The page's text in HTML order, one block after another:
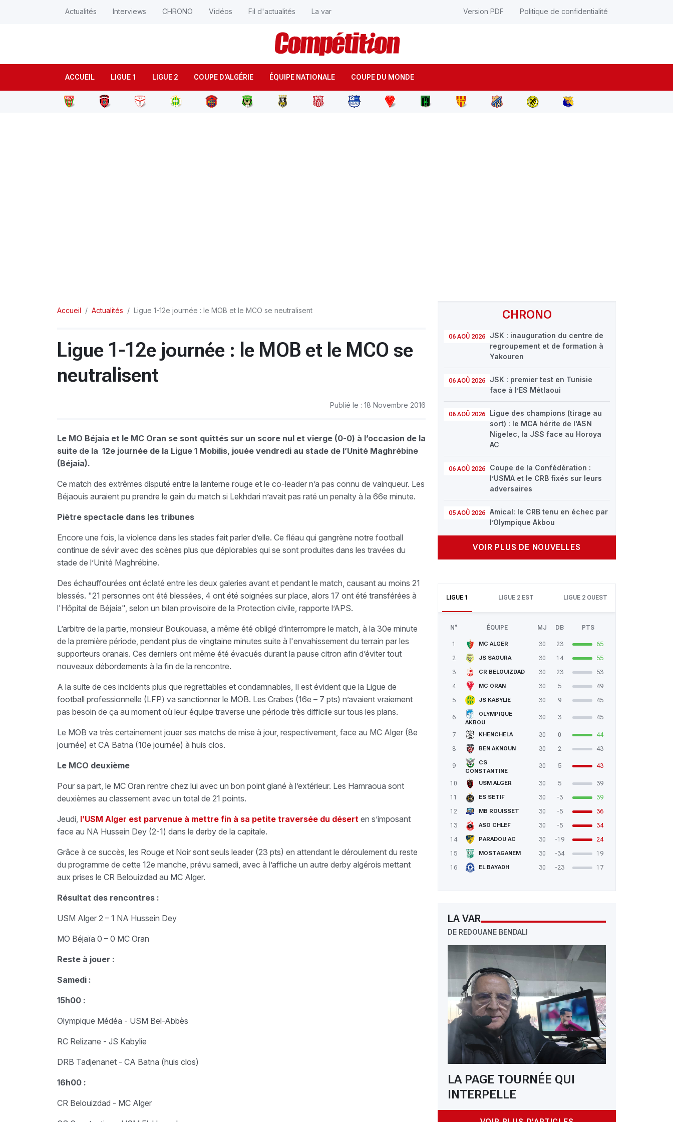
ACCUEIL LIGUE 1 LIGUE 2 COUPE D'ALGÉRIE ÉQUIPE NATIONALE COUPE DU MONDE
Actualités Interviews CHRONO Vidéos Fil d'actualités La var Version PDF Politique de confidentialité
CHRONO
06 AOÛ 2026
JSK : inauguration du centre de
regroupement et de formation à
Yakouren
06 AOÛ 2026
JSK : premier test en Tunisie
face à l’ES Métlaoui
06 AOÛ 2026
Ligue des champions (tirage au
sort) : le MCA hérite de l'ASN
Nigelec, la JSS face au Horoya
AC
06 AOÛ 2026
Coupe de la Confédération :
l’USMA et le CRB fixés sur leurs
adversaires
05 AOÛ 2026
Amical: le CRB tenu en échec par
l’Olympique Akbou
VOIR PLUS DE NOUVELLES
LIGUE 1 LIGUE 2 EST LIGUE 2 OUEST
N° ÉQUIPE MJ DB PTS
1 MC ALGER 30 23
65
2
JS SAOURA 30 14
55
3
CR BELOUIZDAD 30 23
53
4
MC ORAN 30 5
49
5
JS KABYLIE 30 9 45
6
OLYMPIQUE
AKBOU
30 3 45
7 KHENCHELA 30 0
44
8
BEN AKNOUN 30 2 43
9
CS
CONSTANTINE
30 5 43
10 USM ALGER 30 5
39
11
ES SETIF 30 -3
39
12
MB ROUISSET 30 -5
36
13
ASO CHLEF 30 -5
34
14
PARADOU AC 30 -19
24
15
MOSTAGANEM 30 -34
19
16
EL BAYADH 30 -23 17
LA VAR
DE REDOUANE BENDALI
LA PAGE TOURNÉE QUI
INTERPELLE
Accueil Actualités Ligue 1-12e journée : le MOB et le MCO se neutralisent
Ligue 1-12e journée : le MOB et le MCO se
neutralisent
Publié le : 18 Novembre 2016
Le MO Béjaia et le MC Oran se sont quittés sur un score nul et vierge (0-0) à l’occasion de la
suite de la 12e journée de la Ligue 1 Mobilis, jouée vendredi au stade de l’Unité Maghrébine
(Béjaia).
Ce match des extrêmes disputé entre la lanterne rouge et le co-leader n’a pas connu de vainqueur. Les
Béjaouis auraient pu prendre le gain du match si Lekhdari n’avait pas raté un penalty à la 66e minute.
Piètre spectacle dans les tribunes
Encore une fois, la violence dans les stades fait parler d’elle. Ce fléau qui gangrène notre football
continue de sévir avec des scènes plus que déplorables qui se sont produites dans les travées du
stade de l’Unité Maghrébine.
Des échauffourées ont éclaté entre les deux galeries avant et pendant le match, causant au moins 21
blessés. "21 personnes ont été blessées, 4 ont été soignées sur place, alors 17 ont été transférées à
l'Hôpital de Béjaia", selon un bilan provisoire de la Protection civile, rapporte l’APS.
L’arbitre de la partie, monsieur Boukouasa, a même été obligé d’interrompre le match, à la 30e minute
de la première période, pendant plus de vingtaine minutes suite à l'envahissement du terrain par les
supporteurs oranais. Ces derniers ont même été évacués durant la pause citron afin d’éviter tout
nouveaux débordements à la fin de la rencontre.
A la suite de ces incidents plus que regrettables et condamnables, Il est évident que la Ligue de
football professionnelle (LFP) va sanctionner le MOB. Les Crabes (16e – 7 pts) n’avaient vraiement
pas besoin de ça au moment où leur équipe traverse une période très difficile sur tous les plans.
Le MOB va très certainement jouer ses matchs de mise à jour, respectivement, face au MC Alger (8e
journée) et CA Batna (10e journée) à huis clos.
Le MCO deuxième
Pour sa part, le MC Oran rentre chez lui avec un bon point glané à l’extérieur. Les Hamraoua sont
deuxièmes au classement avec un total de 21 points.
Jeudi, l’USM Alger est parvenue à mettre fin à sa petite traversée du désert en s’imposant
face au NA Hussein Dey (2-1) dans le derby de la capitale.
Grâce à ce succès, les Rouge et Noir sont seuls leader (23 pts) en attendant le déroulement du reste
du programme de cette 12e manche, prévu samedi, avec à l’affiche un autre derby algérois mettant
aux prises le CR Belouizdad au MC Alger.
Résultat des rencontres :
USM Alger 2 – 1 NA Hussein Dey
MO Béjaïa 0 – 0 MC Oran
Reste à jouer :
Samedi :
15h00 :
Olympique Médéa - USM Bel-Abbès
RC Relizane - JS Kabylie
DRB Tadjenanet - CA Batna (huis clos)
16h00 :
CR Belouizdad - MC Alger